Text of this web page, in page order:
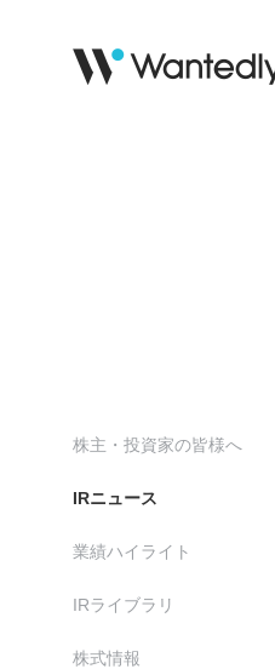
株主・投資家の皆様へ
IRニュース
業績ハイライト
IRライブラリ
株式情報